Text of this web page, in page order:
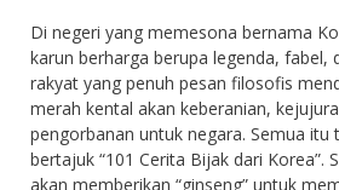
Di negeri yang memesona bernama
karun berharga berupa legenda, fabel,
rakyat yang penuh pesan filosofis
merah kental akan keberanian,
pengorbanan untuk negara. Semua itu
bertajuk “101 Cerita Bijak dari Korea”.
akan memberikan “ginseng” untuk